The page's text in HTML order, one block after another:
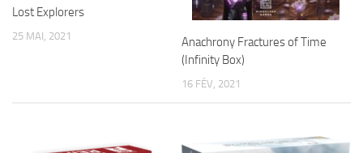
Lost Explorers
25 MAI, 2021
Anachrony Fractures of Time
(Infinity Box)
16 FÉV, 2021